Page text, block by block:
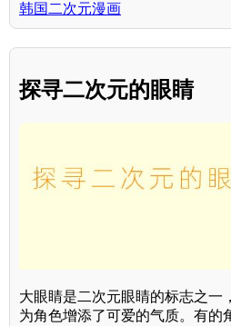
韩国二次元漫画
探寻二次元的眼睛
大眼睛是二次元眼睛的标志之一
为角色增添了可爱的气质。有的